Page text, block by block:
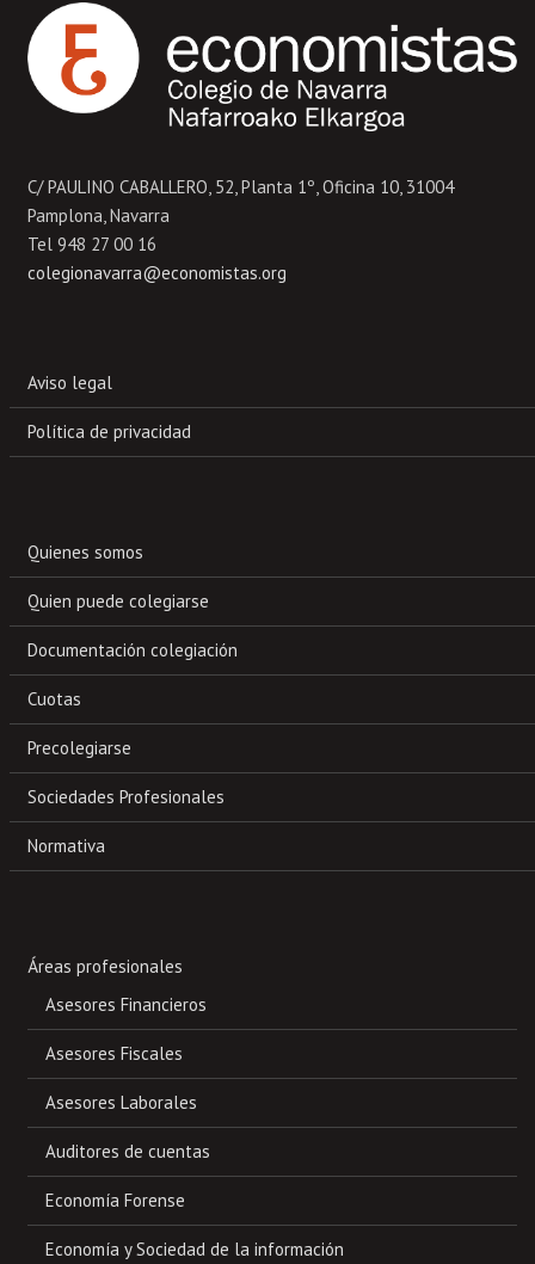
C/ PAULINO CABALLERO, 52, Planta 1º, Oficina 10, 31004
Pamplona, Navarra
Tel 948 27 00 16
colegionavarra@economistas.org
Aviso legal
Política de privacidad
Quienes somos
Quien puede colegiarse
Documentación colegiación
Cuotas
Precolegiarse
Sociedades Profesionales
Normativa
Áreas profesionales
Asesores Financieros
Asesores Fiscales
Asesores Laborales
Auditores de cuentas
Economía Forense
Economía y Sociedad de la información